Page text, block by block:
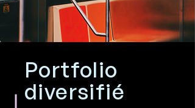
Portfolio
diversifié